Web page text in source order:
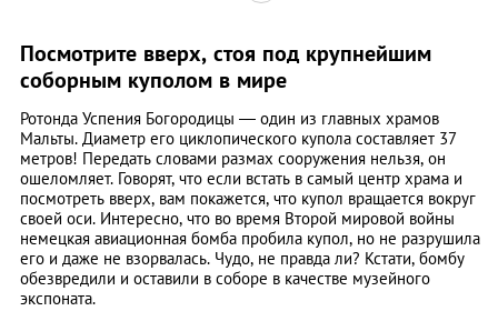
Посмотрите вверх, стоя под крупнейшим
соборным куполом в мире
Ротонда Успения Богородицы — один из главных храмов
Мальты. Диаметр его циклопического купола составляет 37
метров! Передать словами размах сооружения нельзя, он
ошеломляет. Говорят, что если встать в самый центр храма и
посмотреть вверх, вам покажется, что купол вращается вокруг
своей оси. Интересно, что во время Второй мировой войны
немецкая авиационная бомба пробила купол, но не разрушила
его и даже не взорвалась. Чудо, не правда ли? Кстати, бомбу
обезвредили и оставили в соборе в качестве музейного
экспоната.